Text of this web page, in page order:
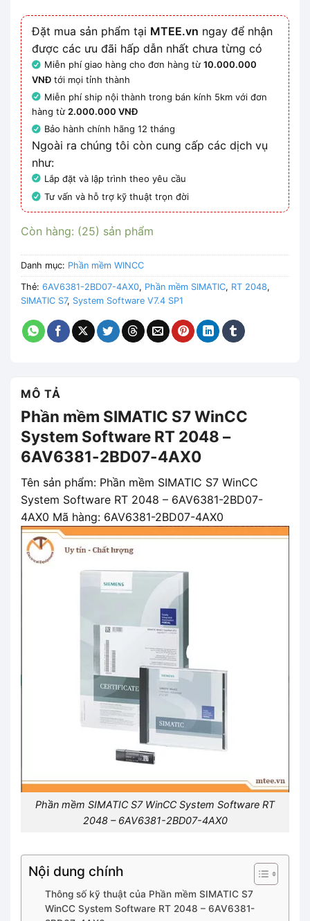
Đặt mua sản phẩm tại MTEE.vn ngay để nhận
được các ưu đãi hấp dẫn nhất chưa từng có
Miễn phí giao hàng cho đơn hàng từ10.000.000
VNĐ tới mọi tỉnh thành
Miễn phí ship nội thành trong bán kính 5km với đơn
hàng từ2.000.000 VNĐ
Bảo hành chính hãng 12 tháng
Ngoài ra chúng tôi còn cung cấp các dịch vụ
như:
Lắp đặt và lập trình theo yêu cầu
Tư vấn và hỗ trợ kỹ thuật trọn đời
Còn hàng: (25) sản phẩm
Danh mục: Phần mềm WINCC
Thẻ: 6AV6381-2BD07-4AX0, Phần mềm SIMATIC, RT 2048,
SIMATIC S7, System Software V7.4 SP1
MÔ TẢ
Phần mềm SIMATIC S7 WinCC
System Software RT 2048 –
6AV6381-2BD07-4AX0
Tên sản phẩm: Phần mềm SIMATIC S7 WinCC
System Software RT 2048 – 6AV6381-2BD07-
4AX0 Mã hàng: 6AV6381-2BD07-4AX0
Phần mềm SIMATIC S7 WinCC System Software RT
2048 – 6AV6381-2BD07-4AX0
Nội dung chính
Thông số kỹ thuật của Phần mềm SIMATIC S7
WinCC System Software RT 2048 – 6AV6381-